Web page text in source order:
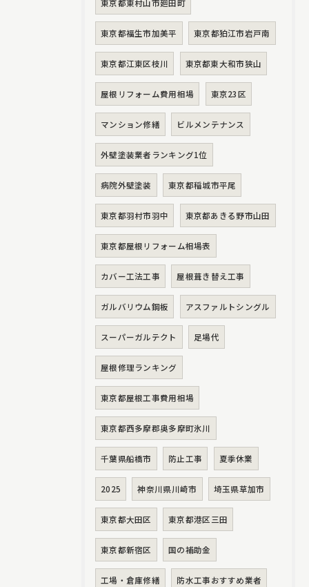
東京都東村山市廻田町
東京都福生市加美平 東京都狛江市岩戸南
東京都江東区枝川 東京都東大和市狭山
屋根リフォーム費用相場 東京23区
マンション修繕 ビルメンテナンス
外壁塗装業者ランキング1位
病院外壁塗装 東京都稲城市平尾
東京都羽村市羽中 東京都あきる野市山田
東京都屋根リフォーム相場表
カバー工法工事 屋根葺き替え工事
ガルバリウム鋼板 アスファルトシングル
スーパーガルテクト 足場代
屋根修理ランキング
東京都屋根工事費用相場
東京都西多摩郡奥多摩町氷川
千葉県船橋市 防止工事 夏季休業
2025 神奈川県川崎市 埼玉県草加市
東京都大田区 東京都港区三田
東京都新宿区 国の補助金
工場・倉庫修繕 防水工事おすすめ業者